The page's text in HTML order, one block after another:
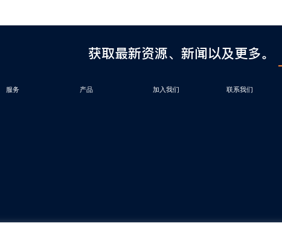
获取最新资源、新闻以及更多。
服务 产品 加入我们 联系我们